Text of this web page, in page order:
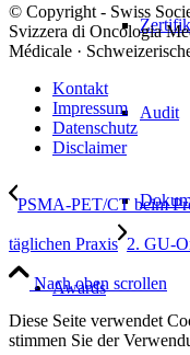
Audit
Awards
© Copyright - Swiss
Svizzera di Oncologia
Médicale ·
Kontakt
Impressum
Datenschutz
Disclaimer
PSMA-PET/CT beim
täglichen Praxis 2. GU-
Nach oben scrollen
Diese Seite verwendet
stimmen Sie der